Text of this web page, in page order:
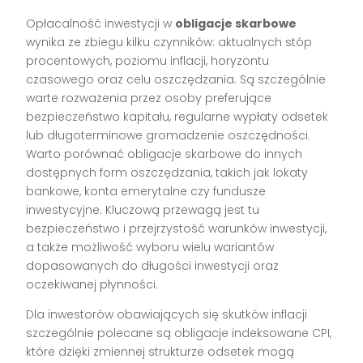
Opłacalność inwestycji w obligacje skarbowe
wynika ze zbiegu kilku czynników: aktualnych stóp
procentowych, poziomu inflacji, horyzontu
czasowego oraz celu oszczędzania. Są szczególnie
warte rozważenia przez osoby preferujące
bezpieczeństwo kapitału, regularne wypłaty odsetek
lub długoterminowe gromadzenie oszczędności.
Warto porównać obligacje skarbowe do innych
dostępnych form oszczędzania, takich jak lokaty
bankowe, konta emerytalne czy fundusze
inwestycyjne. Kluczową przewagą jest tu
bezpieczeństwo i przejrzystość warunków inwestycji,
a także możliwość wyboru wielu wariantów
dopasowanych do długości inwestycji oraz
oczekiwanej płynności.
Dla inwestorów obawiających się skutków inflacji
szczególnie polecane są obligacje indeksowane CPI,
które dzięki zmiennej strukturze odsetek mogą